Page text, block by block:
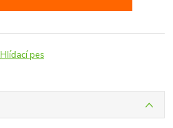
Hlídací pes